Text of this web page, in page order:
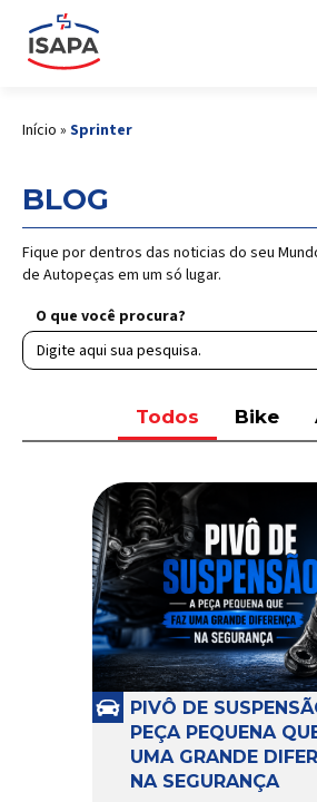
Início » Sprinter
BLOG
Fique por dentros das noticias do seu
de Autopeças em um só lugar.
O que você procura?
Todos Bike
PIVÔ DE
PEÇA PEQUENA
UMA GRANDE
NA SEGURANÇA